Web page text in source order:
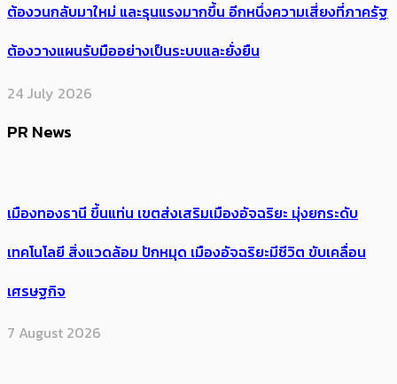
ต้อง​วนกลับมาใหม่ และรุนแรงมากขึ้น อีกหนึ่งความเสี่ยงที่ภาครัฐ
ต้องวางแผนรับมืออย่างเป็นระบบและยั่งยืน
24 July 2026
PR News
เมืองทองธานี ขึ้นแท่น เขตส่งเสริมเมืองอัจฉริยะ มุ่งยกระดับ
เทคโนโลยี สิ่งแวดล้อม ปักหมุด เมืองอัจฉริยะมีชีวิต ขับเคลื่อน
เศรษฐกิจ
7 August 2026